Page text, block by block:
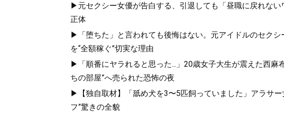
▶元セクシー女優が告白する、引退しても「昼職に戻れない
正体
▶「堕ちた」と言われても後悔はない。元アイドルのセク
を“全額稼ぐ”切実な理由
▶「順番にヤラれると思った...」20歳女子大生が震えた西麻
ちの部屋”へ売られた恐怖の夜
▶【独自取材】「舐め犬を3〜5匹飼っていました」アラサー
フ”驚きの全貌